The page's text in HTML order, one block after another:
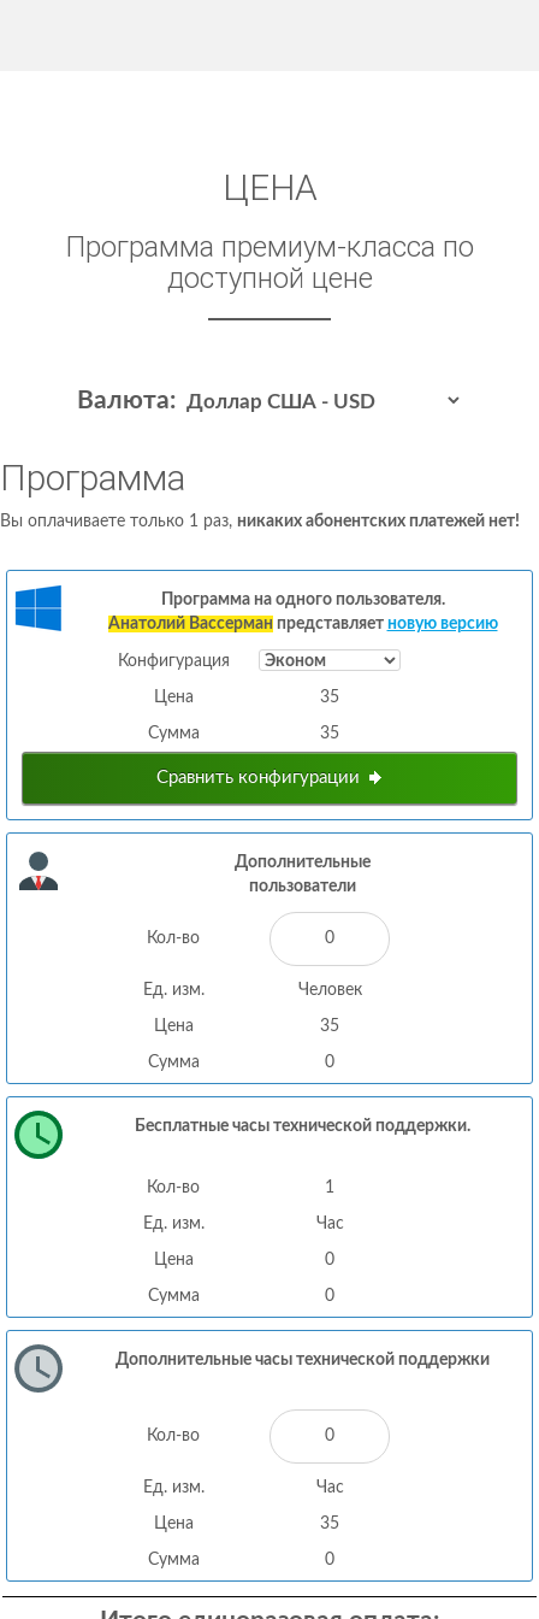
ЦЕНА
Программа премиум-класса по
доступной цене
Валюта:
Программа
Вы оплачиваете только 1 раз, никаких абонентских платежей нет!
Программа на одного пользователя.
Анатолий Вассерман представляет новую версию
Конфигурация
Цена 35
Сумма 35
Сравнить конфигурации
Дополнительные
пользователи
Кол-во
Ед. изм. Человек
Цена 35
Сумма 0
Бесплатные часы технической поддержки.
Кол-во 1
Ед. изм. Час
Цена 0
Сумма 0
Дополнительные часы технической поддержки
Кол-во
Ед. изм. Час
Цена 35
Сумма 0